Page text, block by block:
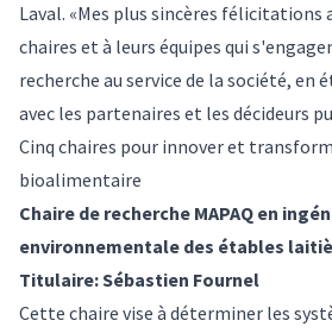
Laval. «Mes plus sincères félicitations
chaires et à leurs équipes qui
recherche au service de la société,
avec les partenaires et les décideurs
Cinq chaires pour innover et
bioalimentaire
Chaire de recherche MAPAQ en
environnementale des étables
Titulaire: Sébastien Fournel
Cette chaire vise à déterminer les